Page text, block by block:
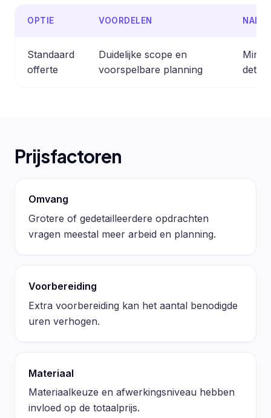
OPTIE VOORDELEN
Standaard
offerte
Duidelijke scope en
voorspelbare planning
Prijsfactoren
Omvang
Grotere of gedetailleerdere opdrachten
vragen meestal meer arbeid en planning.
Voorbereiding
Extra voorbereiding kan het aantal benodigde
uren verhogen.
Materiaal
Materiaalkeuze en afwerkingsniveau hebben
invloed op de totaalprijs.